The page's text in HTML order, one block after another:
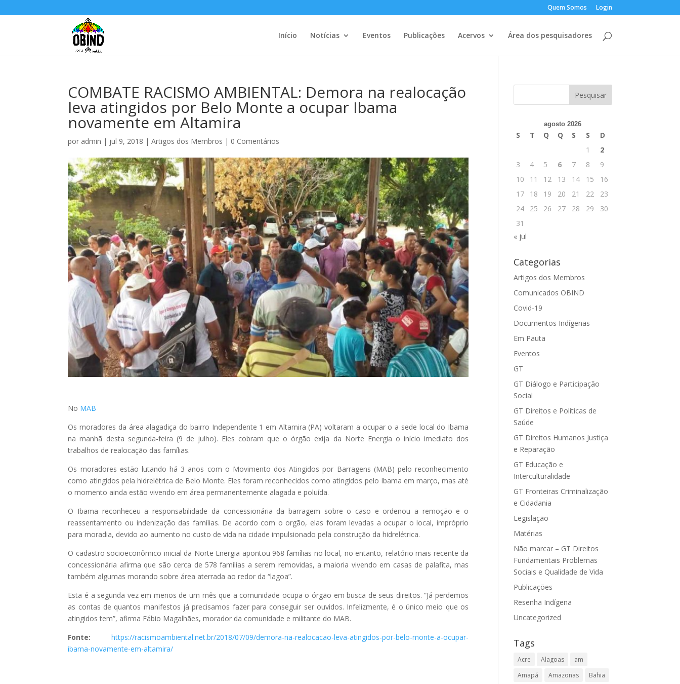
Quem Somos Login
Início Notícias Eventos Publicações Acervos Área dos pesquisadores
COMBATE RACISMO AMBIENTAL: Demora na realocação
leva atingidos por Belo Monte a ocupar Ibama
novamente em Altamira
por admin | jul 9, 2018 |Artigos dos Membros | 0 Comentários
No MAB
Os moradores da área alagadiça do bairro Independente 1 em Altamira (PA) voltaram a ocupar o a sede local do Ibama
na manhã desta segunda-feira (9 de julho). Eles cobram que o órgão exija da Norte Energia o início imediato dos
trabalhos de realocação das famílias.
Os moradores estão lutando há 3 anos com o Movimento dos Atingidos por Barragens (MAB) pelo reconhecimento
como atingidos pela hidrelétrica de Belo Monte. Eles foram reconhecidos como atingidos pelo Ibama em março, mas até
o momento ainda estão vivendo em área permanentemente alagada e poluída.
O Ibama reconheceu a responsabilidade da concessionária da barragem sobre o caso e ordenou a remoção e o
reassentamento ou indenização das famílias. De acordo com o orgão, elas foram levadas a ocupar o local, impróprio
para moradia, devido ao aumento no custo de vida na cidade impulsionado pela construção da hidrelétrica.
O cadastro socioeconômico inicial da Norte Energia apontou 968 famílias no local, no entanto, relatório mais recente da
concessionária afirma que são cerca de 578 famílias a serem removidas, a maioria vivendo em casas de palafita, mas
também algumas morando sobre área aterrada ao redor da “lagoa”.
Esta é a segunda vez em menos de um mês que a comunidade ocupa o órgão em busca de seus direitos. “Já perdemos
as contas de quantos manifestos já precisamos fazer para conseguir ser ouvidos. Infelizmente, é o único meio que os
atingidos tem”, afirma Fábio Magalhães, morador da comunidade e militante do MAB.
Fonte:https://racismoambiental.net.br/2018/07/09/demora-na-realocacao-leva-atingidos-por-belo-monte-a-ocupar-
ibama-novamente-em-altamira/
agosto 2026
S T Q Q S S
D
1
2
3
4 5 6 7 8
9
10
11 12 13 14 15
16
17
18 19 20 21 22
23
24
25 26 27 28 29
30
31
« jul
Categorias
Artigos dos Membros
Comunicados OBIND
Covid-19
Documentos Indígenas
Em Pauta
Eventos
GT
GT Diálogo e Participação
Social
GT Direitos e Políticas de
Saúde
GT Direitos Humanos Justiça
e Reparação
GT Educação e
Interculturalidade
GT Fronteiras Criminalização
e Cidadania
Legislação
Matérias
Não marcar – GT Direitos
Fundamentais Problemas
Sociais e Qualidade de Vida
Publicações
Resenha Indígena
Uncategorized
Tags
Acre Alagoas
am
Amapá
Amazonas
Bahia